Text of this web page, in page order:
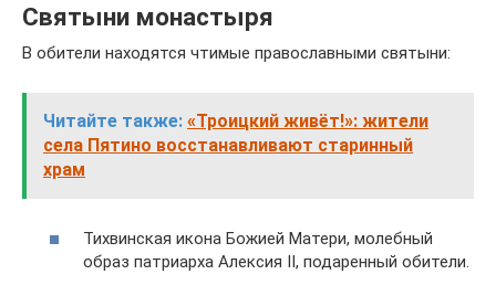
Святыни монастыря
В обители находятся чтимые православными святыни:
Читайте также: «Троицкий живёт!»: жители
села Пятино восстанавливают старинный
храм
Тихвинская икона Божией Матери, молебный
образ патриарха Алексия II, подаренный обители.